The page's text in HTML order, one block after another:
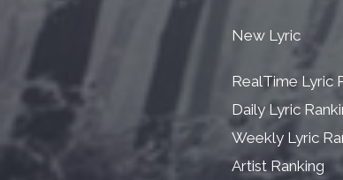
New Lyric
RealTime Lyric
Daily Lyric
Weekly Lyric
Artist Ranking